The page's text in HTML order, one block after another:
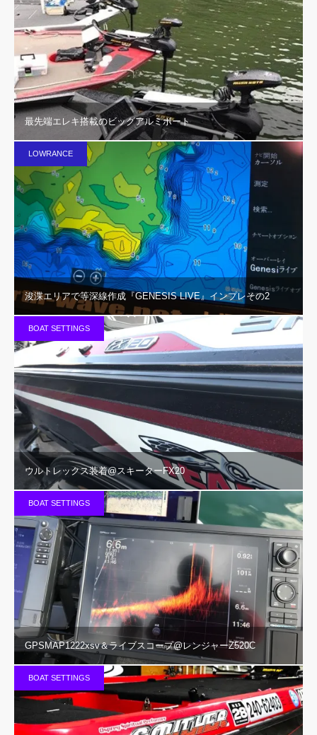
最先端エレキ搭載のビッグアルミボート
LOWRANCE
浚渫エリアで等深線作成『GENESIS LIVE』インプレその2
BOAT SETTINGS
ウルトレックス装着@スキーターFX20
BOAT SETTINGS
GPSMAP1222xsv＆ライブスコープ@レンジャーZ520C
BOAT SETTINGS